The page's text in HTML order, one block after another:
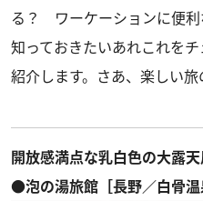
る？ ワーケーションに便
知っておきたいあれこれを
紹介します。さあ、楽しい旅
開放感満点な乳白色の大露
●泡の湯旅館［長野／白骨温